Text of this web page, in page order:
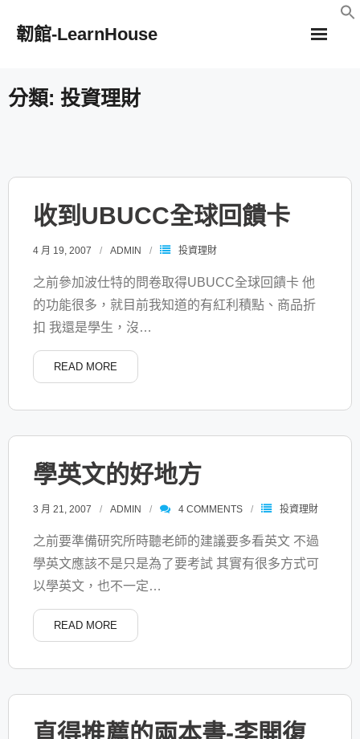
韌館-LearnHouse
分類: 投資理財
收到UBUCC全球回饋卡
4 月 19, 2007 ADMIN 投資理財
之前參加波仕特的問卷取得UBUCC全球回饋卡 他
的功能很多，就目前我知道的有紅利積點、商品折
扣 我還是學生，沒…
READ MORE
學英文的好地方
3 月 21, 2007 ADMIN 4 COMMENTS 投資理財
之前要準備研究所時聽老師的建議要多看英文 不過
學英文應該不是只是為了要考試 其實有很多方式可
以學英文，也不一定…
READ MORE
直得推薦的兩本書-李開復